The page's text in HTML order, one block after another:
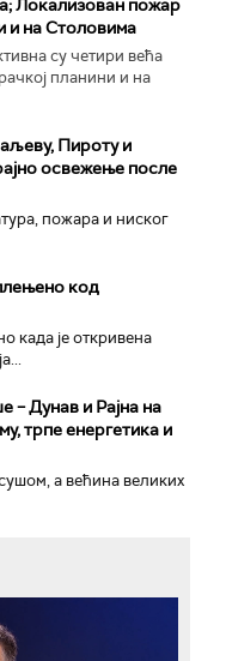
Локализован пожар
и на Столовима
су четири већа
планини и на
Пироту и
освежење после
пожара и ниског
код
када је откривена
– Дунав и Рајна на
трпе енергетика и
а већина великих